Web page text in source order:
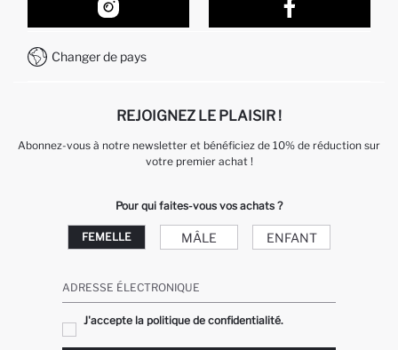
Comment acheter sur DeFacto ?
Comment payer sur DeFacto?
Formulaire de contact
Service Client +212 525 076 633
Changer de pays
REJOIGNEZ LE PLAISIR !
Abonnez-vous à notre newsletter et bénéficiez de 10% de réduction sur
votre premier achat !
Pour qui faites-vous vos achats ?
FEMELLE MÂLE ENFANT
ADRESSE ÉLECTRONIQUE
J'accepte la politique de confidentialité.